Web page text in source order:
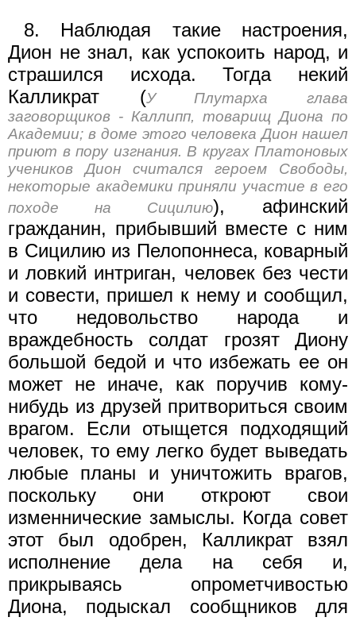
8. Наблюдая такие настроения,
Дион не знал, как успокоить народ, и
страшился исхода. Тогда некий
Калликрат (У Плутарха глава
заговорщиков - Каллипп, товарищ Диона по
Академии; в доме этого человека Дион нашел
приют в пору изгнания. В кругах Платоновых
учеников Дион считался героем Свободы,
некоторые академики приняли участие в его
походе на Сицилию), афинский
гражданин, прибывший вместе с ним
в Сицилию из Пелопоннеса, коварный
и ловкий интриган, человек без чести
и совести, пришел к нему и сообщил,
что недовольство народа и
враждебность солдат грозят Диону
большой бедой и что избежать ее он
может не иначе, как поручив кому-
нибудь из друзей притвориться своим
врагом. Если отыщется подходящий
человек, то ему легко будет выведать
любые планы и уничтожить врагов,
поскольку они откроют свои
изменнические замыслы. Когда совет
этот был одобрен, Калликрат взял
исполнение дела на себя и,
прикрываясь опромет­чивостью
Диона, подыскал сообщников для